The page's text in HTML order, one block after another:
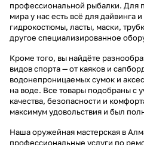
профессиональной рыбалки. Для
мира у нас есть всё для дайвинга
гидрокостюмы, ласты, маски,
другое специализированное
Кроме того, вы найдёте
видов спорта — от каяков и
водонепроницаемых сумок и
на воде. Все товары подобраны с
качества, безопасности и
максимум удовольствия и был
Наша оружейная мастерская в
профессиональные услуги по